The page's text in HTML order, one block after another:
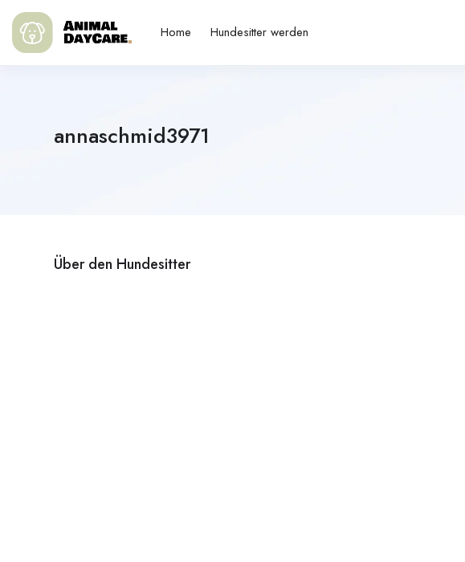
Home Hundesitter werden
annaschmid3971
Über den Hundesitter